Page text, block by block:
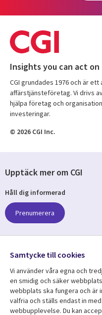
Insights you can act on
CGI grundades 1976 och är
affärstjänsteföretag. Vi drivs
hjälpa företag och
investeringar.
© 2026 CGI Inc.
Upptäck mer om CGI
Håll dig informerad
Prenumerera
Följ oss
Social
Media
SWEDEN
Samtycke till cookies
Vi använder våra egna och
en smidig och säker
webbplats ska fungera och är
valfria och ställs endast in
webbupplevelse. Du kan